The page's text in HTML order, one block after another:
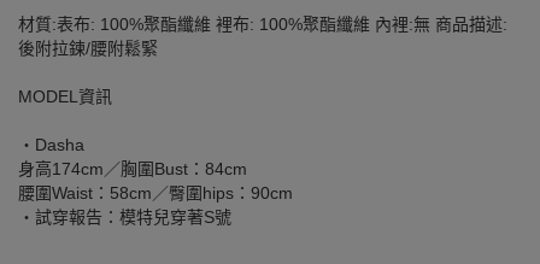
材質:表布: 100%聚酯纖維 裡布: 100%聚酯纖維 內裡:無 商品描述:
後附拉鍊/腰附鬆緊
MODEL資訊
‧Dasha
身高174cm／胸圍Bust：84cm
腰圍Waist：58cm／臀圍hips：90cm
‧試穿報告：模特兒穿著S號